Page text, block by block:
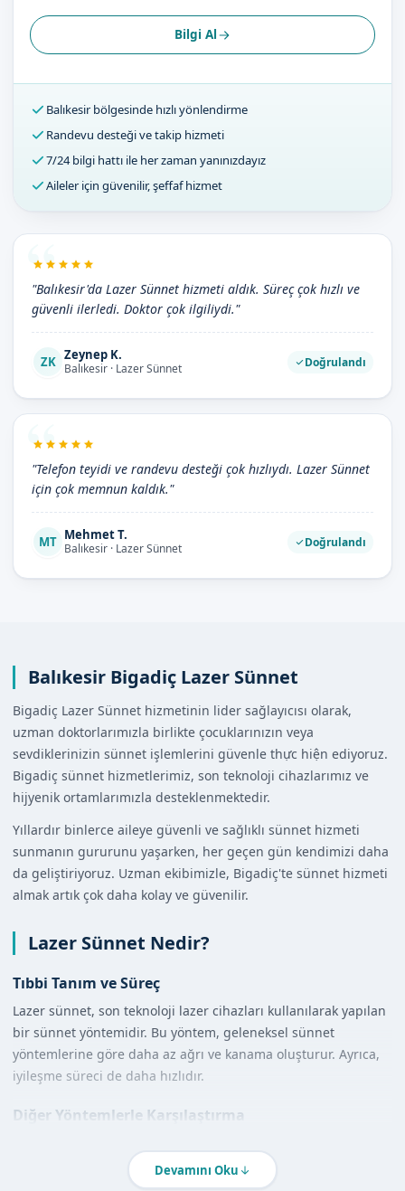
Bilgi Al
Balıkesir bölgesinde hızlı yönlendirme
Randevu desteği ve takip hizmeti
7/24 bilgi hattı ile her zaman yanınızdayız
Aileler için güvenilir, şeffaf hizmet
"Balıkesir'da Lazer Sünnet hizmeti aldık. Süreç çok hızlı ve
güvenli ilerledi. Doktor çok ilgiliydi."
ZK Zeynep K.
Balıkesir · Lazer Sünnet Doğrulandı
"Telefon teyidi ve randevu desteği çok hızlıydı. Lazer Sünnet
için çok memnun kaldık."
MT Mehmet T.
Balıkesir · Lazer Sünnet Doğrulandı
Balıkesir Bigadiç Lazer Sünnet
Bigadiç Lazer Sünnet hizmetinin lider sağlayıcısı olarak,
uzman doktorlarımızla birlikte çocuklarınızın veya
sevdiklerinizin sünnet işlemlerini güvenle thực hiện ediyoruz.
Bigadiç sünnet hizmetlerimiz, son teknoloji cihazlarımız ve
hijyenik ortamlarımızla desteklenmektedir.
Yıllardır binlerce aileye güvenli ve sağlıklı sünnet hizmeti
sunmanın gururunu yaşarken, her geçen gün kendimizi daha
da geliştiriyoruz. Uzman ekibimizle, Bigadiç'te sünnet hizmeti
almak artık çok daha kolay ve güvenilir.
Lazer Sünnet Nedir?
Tıbbi Tanım ve Süreç
Lazer sünnet, son teknoloji lazer cihazları kullanılarak yapılan
bir sünnet yöntemidir. Bu yöntem, geleneksel sünnet
yöntemlerine göre daha az ağrı ve kanama oluşturur. Ayrıca,
iyileşme süreci de daha hızlıdır.
Diğer Yöntemlerle Karşılaştırma
avantaj sunar. Örneğin, klamp sünnet yöntemine kıyasla daha
az ağrı ve kanama oluşur. Ayrıca, lazer sünnet lokal anestezi
Devamını Oku